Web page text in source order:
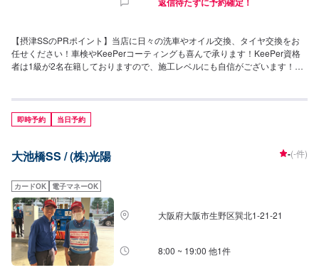
【摂津SSのPRポイント】当店に日々の洗車やオイル交換、タイヤ交換をお
任せください！車検やKeePerコーティングも喜んで承ります！KeePer資格
者は1級が2名在籍しておりますので、施工レベルにも自信がございます！新
9:00~18:00[給油営業時間]月〜土：7:00~20:00日・祝：8:00~19:00【当店の
キャンペーン】エネオスアプリの当店フォローで、ガソリン・洗車クーポン
等を配布しております！【サービスルームの詳細】・椅子・トイレ・ゴミ
ご利用くださいませ。【アクセス】当店は別府交差点の角でございます(府道
にございます。
即時予約 当日予約
大池橋SS / (株)光陽 -(-件)
カードOK 電子マネーOK
大阪府大阪市生野区巽北1-21-21
8:00 ~ 19:00 他1件